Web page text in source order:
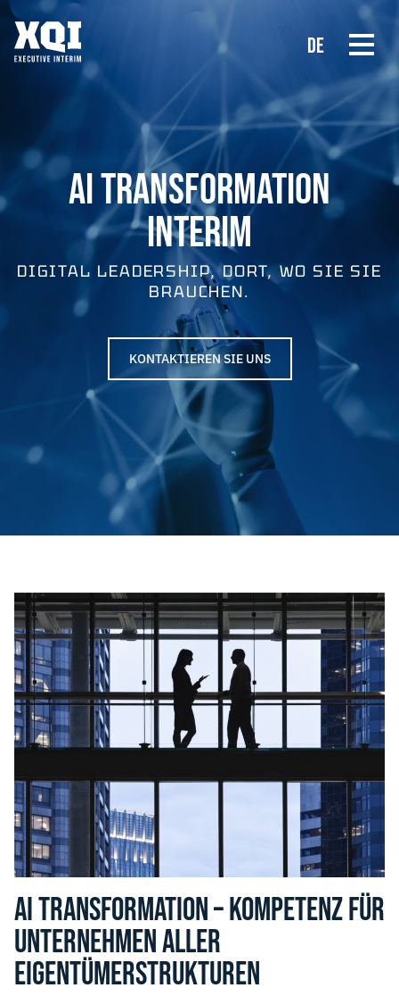
DE
AI TRANSFORMATION
INTERIM
DIGITAL LEADERSHIP, DORT, WO SIE SIE
BRAUCHEN.
KONTAKTIEREN SIE UNS
AI TRANSFORMATION – KOMPETENZ FÜR
UNTERNEHMEN ALLER
EIGENTÜMERSTRUKTUREN